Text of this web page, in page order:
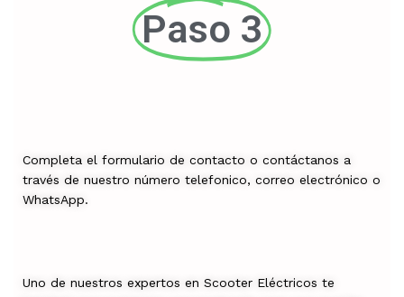
Paso 3
Completa el formulario de contacto o contáctanos a
través de nuestro número telefonico, correo electrónico o
WhatsApp.
Uno de nuestros expertos en Scooter Eléctricos te